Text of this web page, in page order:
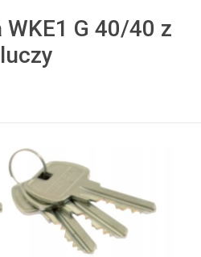
WKE1 G 40/40 z